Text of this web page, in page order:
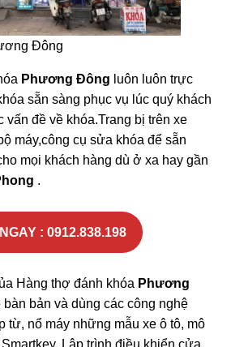
Đông
Phương Đông luôn luôn trực
sẵn sàng phục vụ lúc quý khách
vấn đề về khóa.Trang bị trên xe
máy,công cụ sửa khóa để sẵn
mọi khách hàng dù ở xa hay gần
.
: 0912.838.198
Hàng thợ đánh khóa Phương
bản và dùng các công nghệ
từ, nổ máy những mẫu xe ô tô, mô